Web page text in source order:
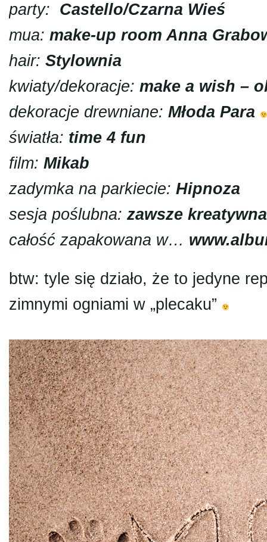
party: Castello/Czarna Wieś
mua: make-up room Anna
hair: Stylownia
kwiaty/dekoracje: make a wish –
dekoracje drewniane: Młoda Para
światła: time 4 fun
film: Mikab
zadymka na parkiecie: Hipnoza
sesja poślubna: zawsze
całość zapakowana w…
btw: tyle się działo, że to jedyne
zimnymi ogniami w „plecaku”